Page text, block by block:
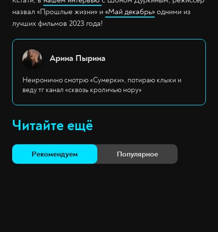
назвал «Прошлые жизни» и «Май декабрь» одними из
лучших фильмов 2023 года!
Арина Пырина
Неиронично смотрю «Сумерки», потираю клыки и
веду тг канал «сквозь кроличью нору»
Читайте ещё
Рекомендуем Популярное